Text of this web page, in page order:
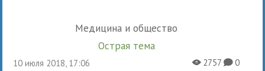
Медицина и общество
Острая тема
10 июля 2018, 17:06 X2757K0